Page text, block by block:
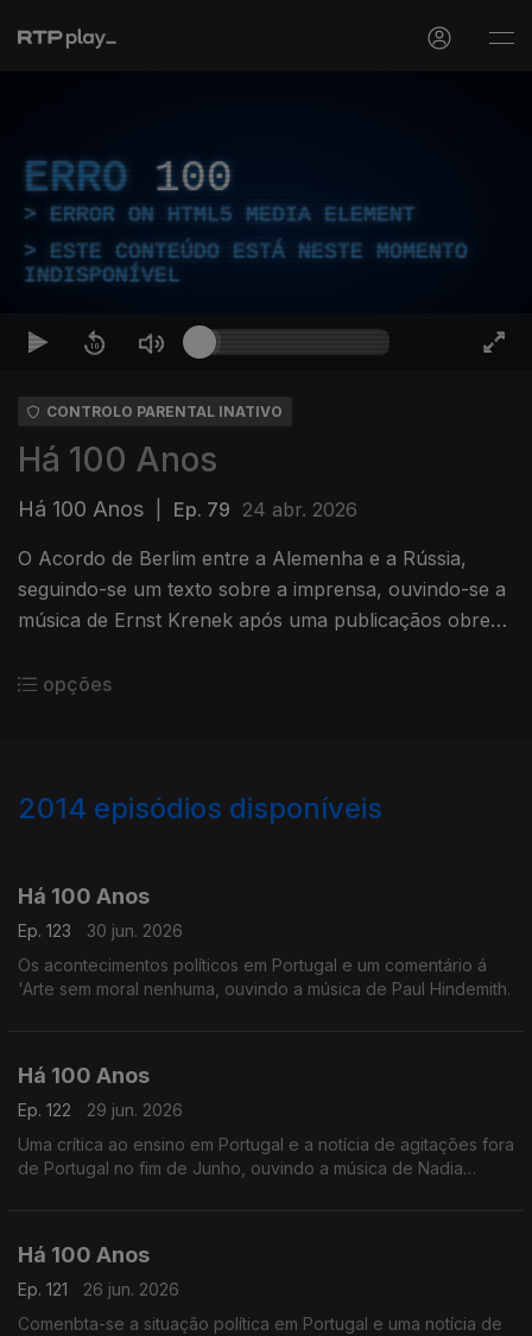
ERRO 100
ERROR ON HTML5 MEDIA ELEMENT
ESTE CONTEÚDO ESTÁ NESTE MOMENTO
INDISPONÍVEL
CONTROLO PARENTAL INATIVO
Há 100 Anos
Há 100 Anos Ep. 79 24 abr. 2026
O Acordo de Berlim entre a Alemenha e a Rússia,
seguindo-se um texto sobre a imprensa, ouvindo-se a
música de Ernst Krenek após uma publicaçãos obre
em Liberdade
opções
2014 episódios disponíveis
Há 100 Anos
Ep. 123
30 jun. 2026
Os acontecimentos políticos em Portugal e um comentário á
'Arte sem moral nenhuma, ouvindo a música de Paul Hindemith.
Há 100 Anos
Ep. 122
29 jun. 2026
Uma crítica ao ensino em Portugal e a notícia de agitações fora
de Portugal no fim de Junho, ouvindo a música de Nadia
Há 100 Anos
Ep. 121
26 jun. 2026
Comenbta-se a situação política em Portugal e uma notícia de